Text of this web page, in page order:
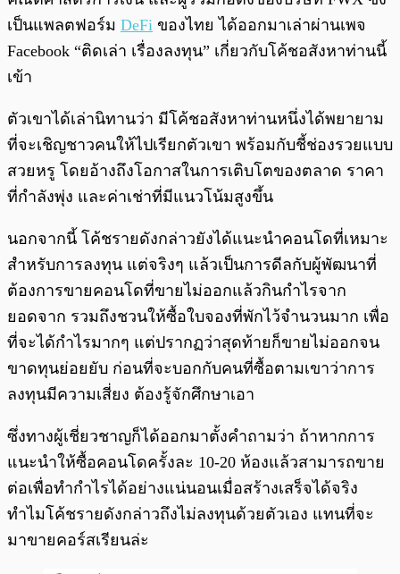
เป็นแพลตฟอร์ม DeFi ของไทย ได้ออกมาเล่าผ่านเพจ
Facebook “ติดเล่า เรื่องลงทุน” เกี่ยวกับโค้ชอสังหาท่านนี้
เข้า
ตัวเขาได้เล่านิทานว่า มีโค้ชอสังหาท่านหนึ่งได้พยายาม
ที่จะเชิญชาวคนให้ไปเรียกตัวเขา พร้อมกับชี้ช่องรวยแบบ
สวยหรู โดยอ้างถึงโอกาสในการเติบโตของตลาด ราคา
ที่กำลังพุ่ง และค่าเช่าที่มีแนวโน้มสูงขึ้น
นอกจากนี้ โค้ชรายดังกล่าวยังได้แนะนำคอนโดที่เหมาะ
สำหรับการลงทุน แต่จริงๆ แล้วเป็นการดีลกับผู้พัฒนาที่
ต้องการขายคอนโดที่ขายไม่ออกแล้วกินกำไรจาก
ยอดจาก รวมถึงชวนให้ซื้อใบจองที่พักไว้จำนวนมาก เพื่อ
ที่จะได้กำไรมากๆ แต่ปรากฏว่าสุดท้ายก็ขายไม่ออกจน
ขาดทุนย่อยยับ ก่อนที่จะบอกกับคนที่ซื้อตามเขาว่าการ
ลงทุนมีความเสี่ยง ต้องรู้จักศึกษาเอา
ซึ่งทางผู้เชี่ยวชาญก็ได้ออกมาตั้งคำถามว่า ถ้าหากการ
แนะนำให้ซื้อคอนโดครั้งละ 10-20 ห้องแล้วสามารถขาย
ต่อเพื่อทำกำไรได้อย่างแน่นอนเมื่อสร้างเสร็จได้จริง
ทำไมโค้ชรายดังกล่าวถึงไม่ลงทุนด้วยตัวเอง แทนที่จะ
มาขายคอร์สเรียนล่ะ